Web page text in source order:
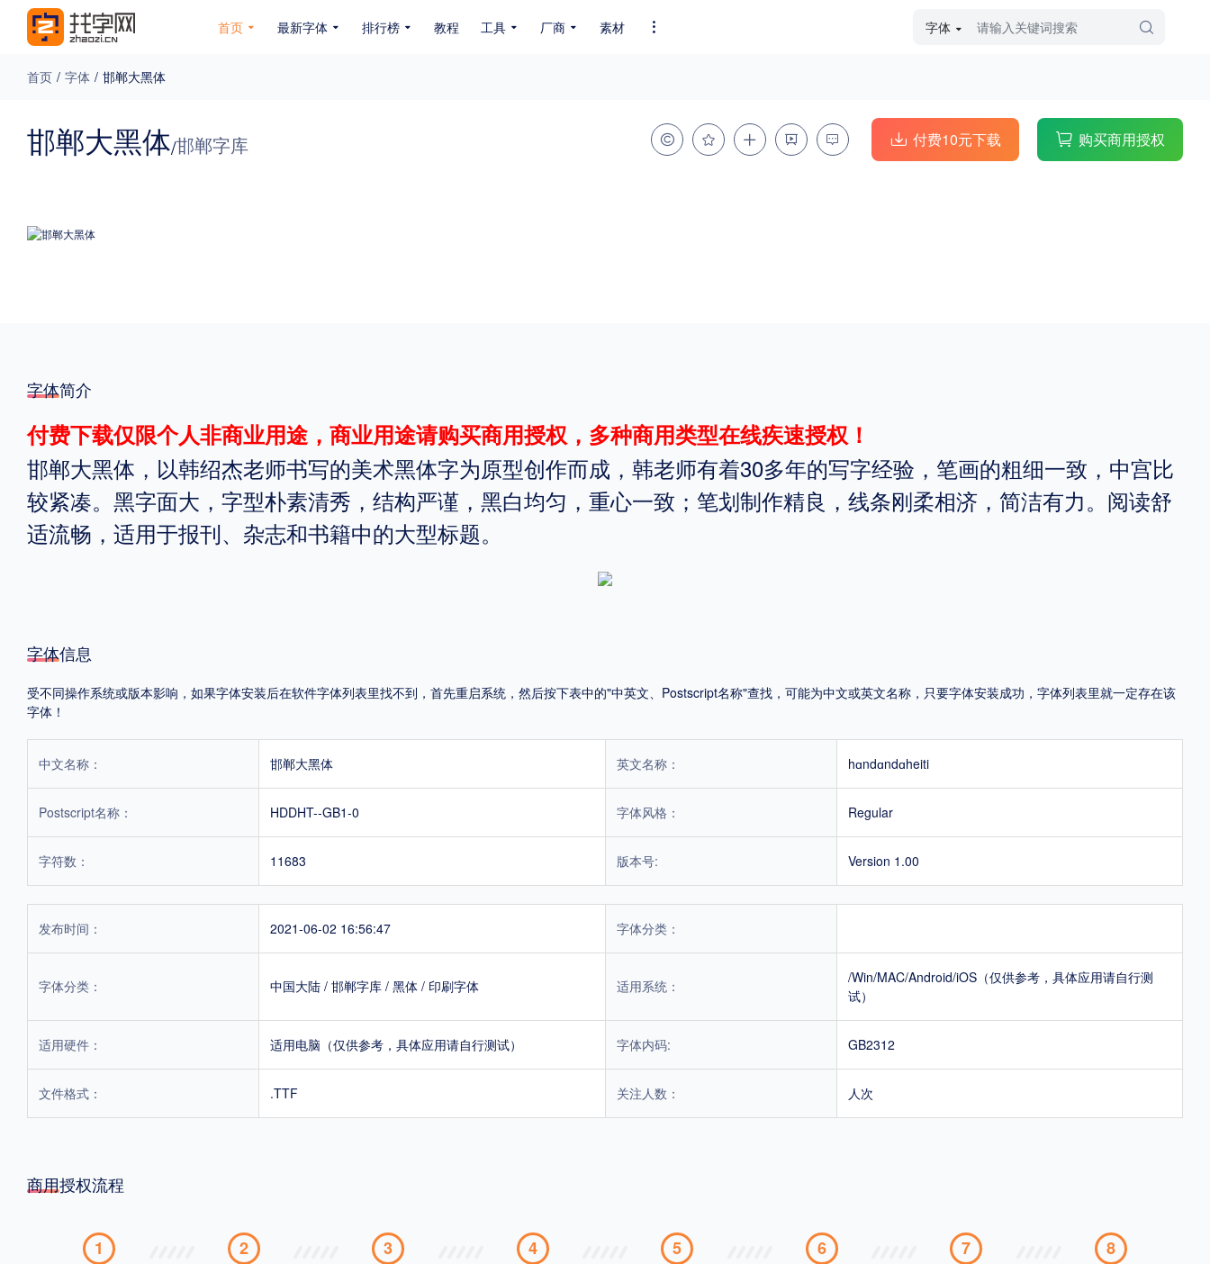
首页 最新字体
免费下载 收费下载 免费商用 BIG5 SHIFT-JIS 硬笔手写 毛笔飞白 粉笔勾绘 个性书体
格式
.TTF .OTF .TTC
平台
适用电脑 适用手机
地区
中国大陆 中国港澳台 中国西藏 老挝 越南
排行榜 教程 工具 厂商 素材 字体
首页 / 字体 / 邯郸大黑体
邯郸大黑体/邯郸字库 付费10元下载 购买商用授权
字体简介
付费下载仅限个人非商业用途，商业用途请购买商用授权，多种商用类型在线疾速授权！
邯郸大黑体，以韩绍杰老师书写的美术黑体字为原型创作而成，韩老师有着30多年的写字经验，笔画的粗细一致，中宫比
较紧凑。黑字面大，字型朴素清秀，结构严谨，黑白均匀，重心一致；笔划制作精良，线条刚柔相济，简洁有力。阅读舒
适流畅，适用于报刊、杂志和书籍中的大型标题。
字体信息
受不同操作系统或版本影响，如果字体安装后在软件字体列表里找不到，首先重启系统，然后按下表中的"中英文、Postscript名称"查找，可能为中文或英文名称，只要字体安装成功，字体列表里就一定存在该
字体！
中文名称： 邯郸大黑体 英文名称： hɑndɑndɑheiti
Postscript名称： HDDHT--GB1-0 字体风格： Regular
字符数： 11683 版本号: Version 1.00
发布时间： 2021-06-02 16:56:47 字体分类：
字体分类： 中国大陆 / 邯郸字库 / 黑体 / 印刷字体 适用系统：
/Win/MAC/Android/iOS（仅供参考，具体应用请自行测
试）
适用硬件： 适用电脑（仅供参考，具体应用请自行测试） 字体内码: GB2312
文件格式： .TTF 关注人数： 人次
商用授权流程
1 2 3 4 5 6 7 8